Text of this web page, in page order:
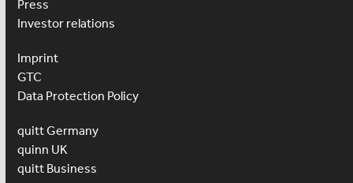
Press
Investor relations
Imprint
GTC
Data Protection Policy
quitt Germany
quinn UK
quitt Business